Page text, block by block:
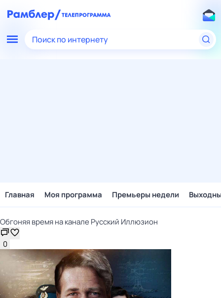
Поиск по интернету
Главная Моя программа Премьеры недели
Обгоняя время на канале Русский Иллюзион
0